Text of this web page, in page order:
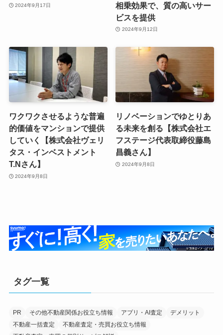
2024年9月17日
相乗効果で、質の高いサー
ビスを提供
2024年9月12日
ワクワクさせるような普遍
的価値をマンションで提供
していく【株式会社ヴェリ
タス・インベストメント
T.Nさん】
2024年9月8日
リノベーションでゆとりあ
る未来を創る【株式会社エ
フステージ代表取締役藤島
昌義さん】
2024年9月8日
タグ一覧
PR その他不動産関係お役立ち情報 アプリ・AI査定
デメリット
不動産一括査定
不動産査定・売買お役立ち情報